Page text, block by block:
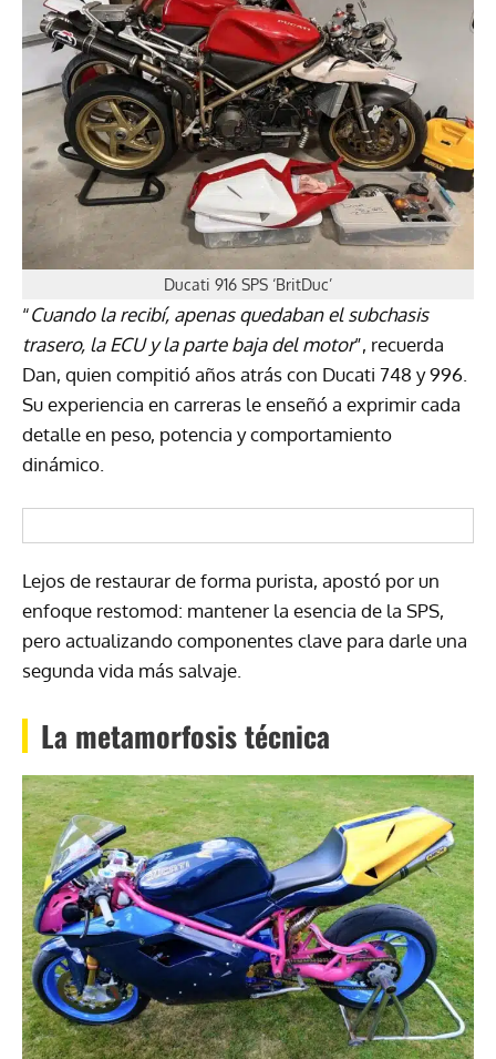
Ducati 916 SPS ‘BritDuc’
“Cuando la recibí, apenas quedaban el subchasis
trasero, la ECU y la parte baja del motor”, recuerda
Dan, quien compitió años atrás con Ducati 748 y 996.
Su experiencia en carreras le enseñó a exprimir cada
detalle en peso, potencia y comportamiento
dinámico.
Lejos de restaurar de forma purista, apostó por un
enfoque restomod: mantener la esencia de la SPS,
pero actualizando componentes clave para darle una
segunda vida más salvaje.
La metamorfosis técnica